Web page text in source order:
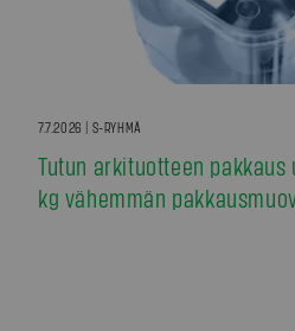
7.7.2026 | S-RYHMÄ
Tutun arkituotteen
kg vähemmän